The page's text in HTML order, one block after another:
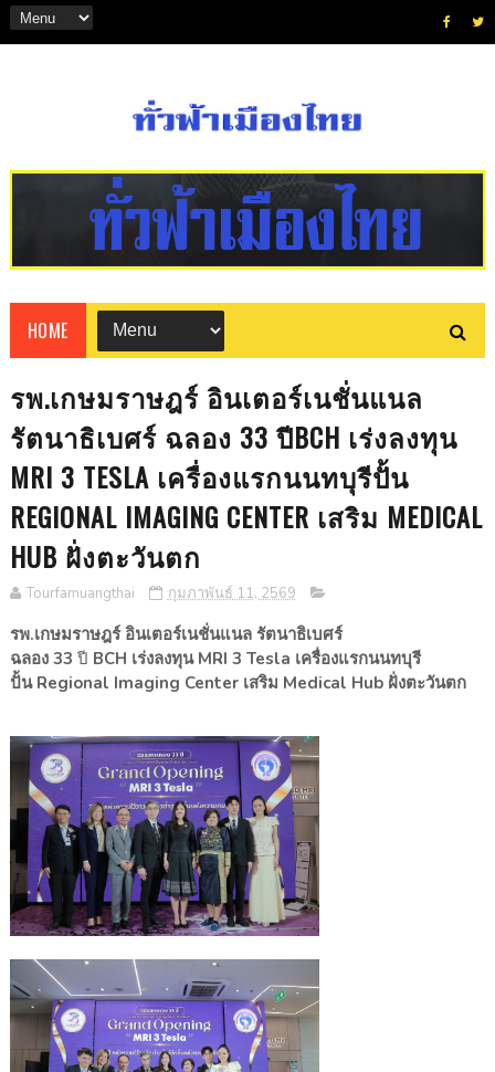
HOME
รพ.เกษมราษฎร์ อินเตอร์เนชั่นแนล
รัตนาธิเบศร์ ฉลอง 33 ปีBCH เร่งลงทุน
MRI 3 TESLA เครื่องแรกนนทบุรีปั้น
REGIONAL IMAGING CENTER เสริม MEDICAL
HUB ฝั่งตะวันตก
Tourfamuangthai กุมภาพันธ์ 11, 2569
รพ.เกษมราษฎร์ อินเตอร์เนชั่นแนล รัตนาธิเบศร์
ฉลอง 33 ปี BCH เร่งลงทุน MRI 3 Tesla เครื่องแรกนนทบุรี
ปั้น Regional Imaging Center เสริม Medical Hub ฝั่งตะวันตก